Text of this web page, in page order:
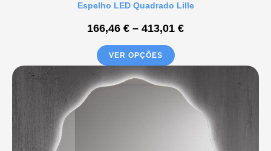
Espelho LED Quadrado Lille
166,46 € – 413,01 €
VER OPÇÕES